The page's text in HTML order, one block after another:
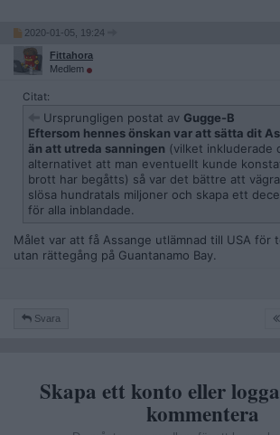
2020-01-05, 19:24
Fittahora
Medlem
Citat:
Ursprungligen postat av Gugge-B
Eftersom hennes önskan var att sätta dit
än att utreda sanningen (vilket inkluderade
alternativet att man eventuellt kunde
brott har begåtts) så var det bättre att
slösa hundratals miljoner och skapa ett
för alla inblandade.
Målet var att få Assange utlämnad till USA för
utan rättegång på Guantanamo Bay.
Svara 7465
Skapa ett konto eller
kommentera